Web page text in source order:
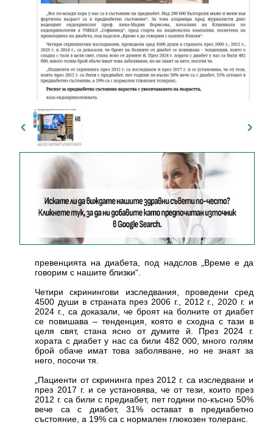
превенцията на диабета, под надслов „Време е да
говорим с нашите близки“.
Четири скринингови изследвания, проведени сред
4500 души в страната през 2006 г., 2012 г., 2020 г. и
2024 г., са доказали, че броят на болните от диабет
се повишава – тенденция, която е сходна с тази в
целя свят, стана ясно от думите й. През 2024 г.
хората с диабет у нас са били 482 000, много голям
брой обаче имат това заболяване, но не знаят за
него, посочи тя.
„Пациенти от скрининга през 2012 г. са изследвани и
през 2017 г. и се установява, че от тези, които през
2012 г. са били с предиабет, пет години по-късно 50%
вече са с диабет, 31% остават в предиабетно
състояние, а 19% са с нормален глюкозен толеранс.